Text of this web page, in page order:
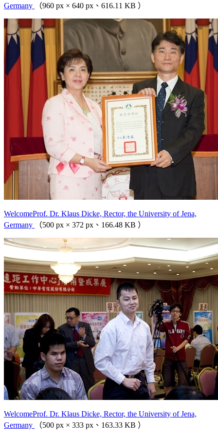
Germany （960 px × 640 px、616.11 KB ）
WelcomeProf. Dr. Klaus Dicke, Rector, the University of Jena,
Germany
（500 px × 372 px、166.48 KB ）
WelcomeProf. Dr. Klaus Dicke, Rector, the University of Jena,
Germany
（500 px × 333 px、163.33 KB ）